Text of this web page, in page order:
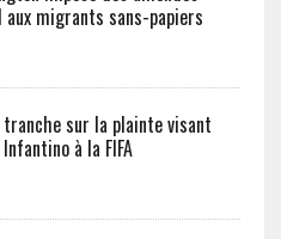
aux migrants sans-papiers
tranche sur la plainte visant
à la FIFA